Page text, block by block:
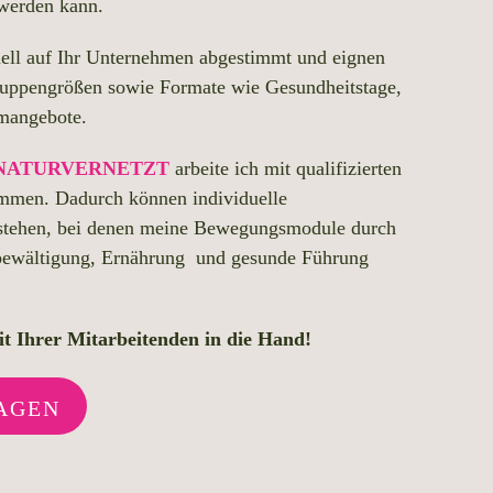
kann.
auf Ihr Unternehmen abgestimmt und eignen
sowie Formate wie Gesundheitstage,
arbeite ich mit qualifizierten
Dadurch können individuelle
bei denen meine Bewegungsmodule durch
Ernährung und gesunde Führung
Ihrer Mitarbeitenden in die Hand!